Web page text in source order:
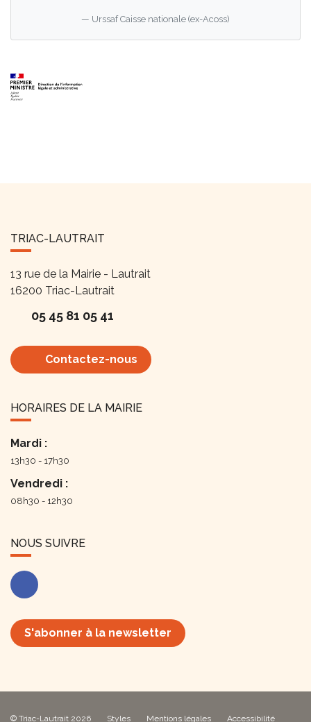
Urssaf Caisse nationale (ex-Acoss)
TRIAC-LAUTRAIT
13 rue de la Mairie - Lautrait
16200 Triac-Lautrait
05 45 81 05 41
Contactez-nous
HORAIRES DE LA MAIRIE
Mardi :
13h30 - 17h30
Vendredi :
08h30 - 12h30
NOUS SUIVRE
Facebook
S'abonner à la newsletter
© Triac-Lautrait 2026 Styles Mentions légales Accessibilité